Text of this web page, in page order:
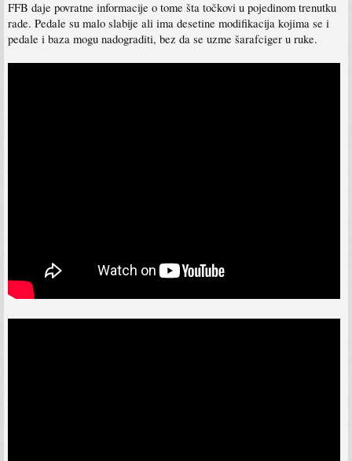
FFB daje povratne informacije o tome šta točkovi u pojedinom trenutku
rade. Pedale su malo slabije ali ima desetine modifikacija kojima se i
pedale i baza mogu nadograditi, bez da se uzme šarafciger u ruke.